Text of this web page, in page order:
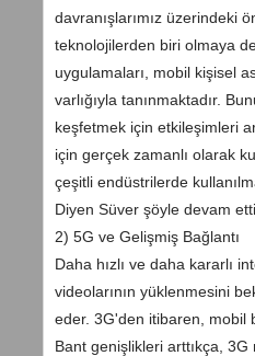
izmir
escort
escort
davranışlarımız üzerindeki
teknolojilerden biri olmaya
uygulamaları, mobil kişisel
varlığıyla tanınmaktadır.
keşfetmek için etkileşimleri
için gerçek zamanlı olarak
çeşitli endüstrilerde
Diyen Süver şöyle devam etti.
2) 5G ve Gelişmiş Bağlantı
Daha hızlı ve daha kararlı
videolarının yüklenmesini
eder. 3G'den itibaren, mobil
Bant genişlikleri arttıkça,